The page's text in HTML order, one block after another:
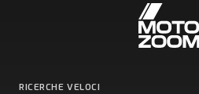
RICERCHE VELOCI